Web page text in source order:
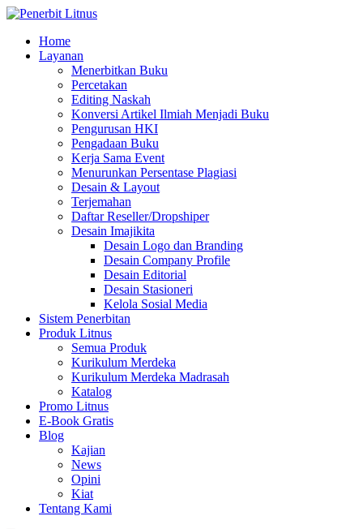
Home
Layanan
Menerbitkan Buku
Percetakan
Editing Naskah
Konversi Artikel Ilmiah Menjadi Buku
Pengurusan HKI
Pengadaan Buku
Kerja Sama Event
Menurunkan Persentase Plagiasi
Desain & Layout
Terjemahan
Daftar Reseller/Dropshiper
Desain Imajikita
Desain Logo dan Branding
Desain Company Profile
Desain Editorial
Desain Stasioneri
Kelola Sosial Media
Sistem Penerbitan
Produk Litnus
Semua Produk
Kurikulum Merdeka
Kurikulum Merdeka Madrasah
Katalog
Promo Litnus
E-Book Gratis
Blog
Kajian
News
Opini
Kiat
Tentang Kami